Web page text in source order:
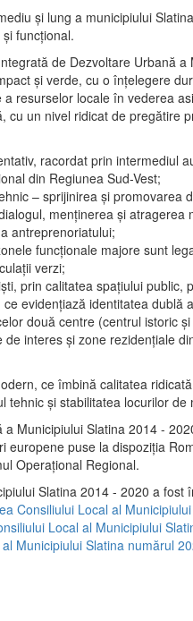
şi lung a municipiului
funcţional.
de Dezvoltare Urbană a
şi verde, cu o înţelegere
resurselor locale în vederea
cu un nivel ridicat de pregătire
racordat prin intermediul
din Regiunea Sud-Vest;
– sprijinirea şi promovarea
menţinerea şi atragerea
antreprenoriatului;
funcţionale majore sunt
verzi;
prin calitatea spaţiului public,
evidenţiază identitatea dublă
două centre (centrul istoric
interes şi zone rezidenţiale
ce îmbină calitatea
tehnic şi stabilitatea locurilor de
Municipiului Slatina 2014 -
europene puse la dispoziţia
Operațional Regional.
Slatina 2014 - 2020 a fost
Consiliului Local al
Local al Municipiului
Municipiului Slatina numărul